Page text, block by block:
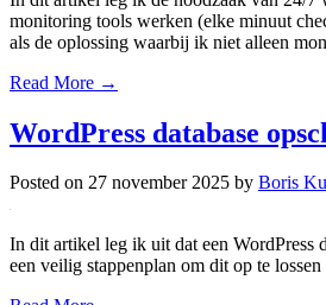
monitoring tools werken (elke minuut
als de oplossing waarbij ik niet alleen
Read More →
WordPress database
Posted on 27 november 2025 by Boris
In dit artikel leg ik uit dat een WordPress
een veilig stappenplan om dit op te